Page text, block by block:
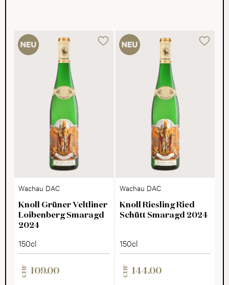
Wachau DAC
Knoll Grüner Veltliner
Loibenberg Smaragd
2024
150cl
CHF 109.00
Wachau DAC
Knoll Riesling Ried
Schütt Smaragd 2024
150cl
CHF 144.00